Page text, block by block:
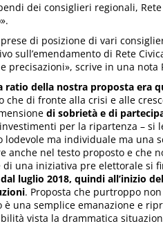
dei consiglieri regionali,
di posizione di vari
sull’emendamento di Rete
precisazioni», scrive in una nota
ratio della nostra proposta era
che di fronte alla crisi e alle
di sobrietà e di
per la ripartenza – si
lodevole ma individuale ma una
anche nel testo proposto e che
di una iniziativa pre elettorale si
luglio 2018, quindi all’inizio
. Proposta che purtroppo
è una semplice emanazione e
vista la drammatica